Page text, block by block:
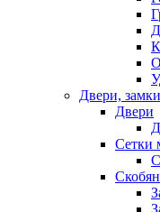
Двери,
Двери
Сетки